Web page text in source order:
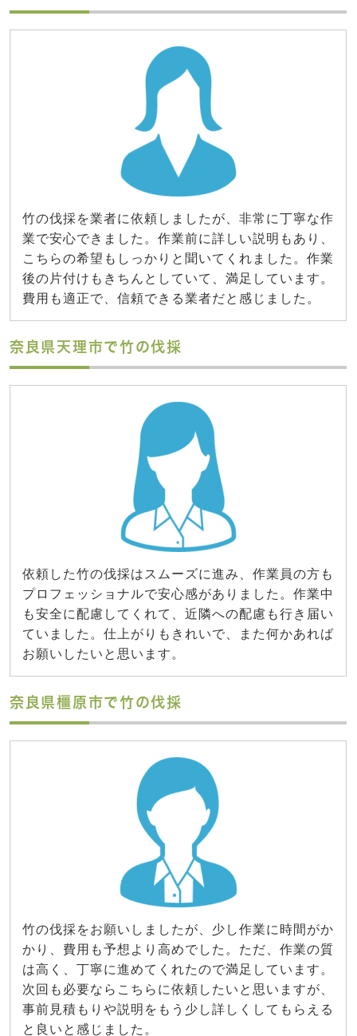
竹の伐採を業者に依頼しましたが、非常に丁寧な作
業で安心できました。作業前に詳しい説明もあり、
こちらの希望もしっかりと聞いてくれました。作業
後の片付けもきちんとしていて、満足しています。
費用も適正で、信頼できる業者だと感じました。
奈良県天理市で竹の伐採
依頼した竹の伐採はスムーズに進み、作業員の方も
プロフェッショナルで安心感がありました。作業中
も安全に配慮してくれて、近隣への配慮も行き届い
ていました。仕上がりもきれいで、また何かあれば
お願いしたいと思います。
奈良県橿原市で竹の伐採
竹の伐採をお願いしましたが、少し作業に時間がか
かり、費用も予想より高めでした。ただ、作業の質
は高く、丁寧に進めてくれたので満足しています。
次回も必要ならこちらに依頼したいと思いますが、
事前見積もりや説明をもう少し詳しくしてもらえる
と良いと感じました。